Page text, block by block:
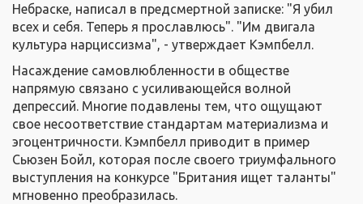
Небраске, написал в предсмертной записке: "Я убил
всех и себя. Теперь я прославлюсь". "Им двигала
культура нарциссизма", - утверждает Кэмпбелл.
Насаждение самовлюбленности в обществе
напрямую связано с усиливающейся волной
депрессий. Многие подавлены тем, что ощущают
свое несоответствие стандартам материализма и
эгоцентричности. Кэмпбелл приводит в пример
Сьюзен Бойл, которая после своего триумфального
выступления на конкурсе "Британия ищет таланты"
мгновенно преобразилась.